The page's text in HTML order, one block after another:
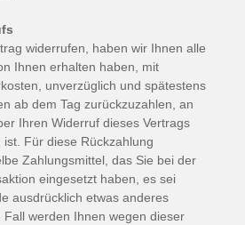
widerrufen, haben wir Ihnen alle
Ihnen erhalten haben, mit
unverzüglich und spätestens
ab dem Tag zurückzuzahlen, an
Ihren Widerruf dieses Vertrags
Für diese Rückzahlung
Zahlungsmittel, das Sie bei der
eingesetzt haben, es sei
ausdrücklich etwas anderes
werden Ihnen wegen dieser